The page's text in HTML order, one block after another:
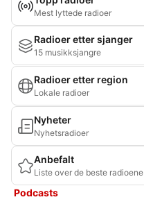
Mest lyttede radioer
Radioer etter sjanger
15 musikksjangre
Radioer etter region
Lokale radioer
Nyheter
Nyhetsradioer
Anbefalt
Liste over de beste radioene
Podcasts